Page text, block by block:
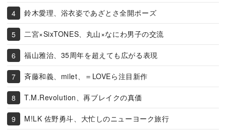
鈴木愛理、浴衣姿であざとさ全開ポーズ
二宮×SixTONES、丸山×なにわ男子の交流
福山雅治、35周年を超えても広がる表現
斉藤和義、milet、＝LOVEら注目新作
T.M.Revolution、再ブレイクの真価
M!LK 佐野勇斗、大忙しのニューヨーク旅行